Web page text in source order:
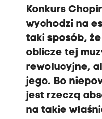
Konkurs
wychodzi na
taki sposób,
oblicze tej
rewolucyjne,
jego. Bo
jest rzeczą
na takie